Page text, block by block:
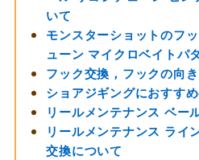
いて
モンスターショットのフ
ューン マイクロベイトパ
フック交換，フックの向
ショアジギングにおすす
リールメンテナンス ベー
リールメンテナンス ライ
交換について